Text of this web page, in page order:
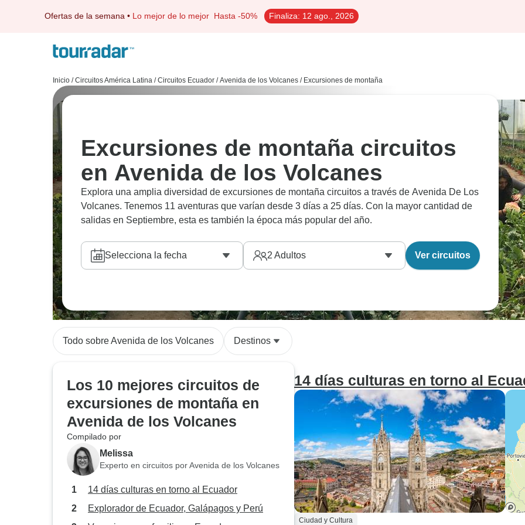
Ofertas de la semana • Lo mejor de lo mejor Hasta -50% Finaliza: 12 ago., 2026
Inicio / Circuitos América Latina / Circuitos Ecuador / Avenida de los Volcanes / Excursiones de montaña
Excursiones de montaña circuitos
en Avenida de los Volcanes
Explora una amplia diversidad de excursiones de montaña circuitos a través de Avenida De Los
Volcanes. Tenemos 11 aventuras que varían desde 3 días a 25 días. Con la mayor cantidad de
salidas en Septiembre, esta es también la época más popular del año.
Selecciona la fecha 2 Adultos Ver circuitos
Todo sobre Avenida de los Volcanes Destinos
Los 10 mejores circuitos de
excursiones de montaña en
Avenida de los Volcanes
Compilado por
Melissa
Experto en circuitos por Avenida de los Volcanes
14 días culturas en torno al Ecuador
Explorador de Ecuador, Galápagos y Perú
14 días culturas en torno al
Ciudad y Cultura